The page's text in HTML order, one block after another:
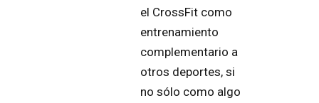
el CrossFit como
entrenamiento
complementario a
otros deportes, si
no sólo como algo